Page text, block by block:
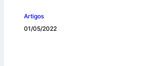
Artigos
01/05/2022